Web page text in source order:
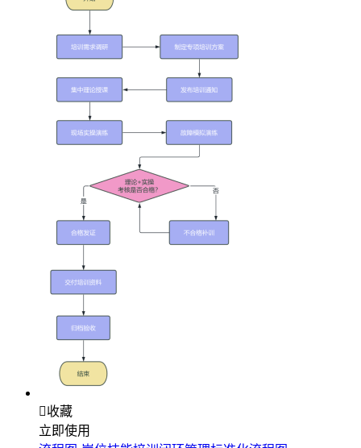
收藏
立即使用